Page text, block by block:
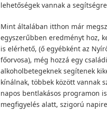
lehetőségek vannak a
Mint általában itthon már
egyszerűbben eredményt hoz,
is elérhető, (ő egyébként az
főorvosa), még hozzá egy
alkoholbetegeknek segítenek
kínálnak, többek között vannak
napos bentlakásos programon
megfigyelés alatt, szigorú